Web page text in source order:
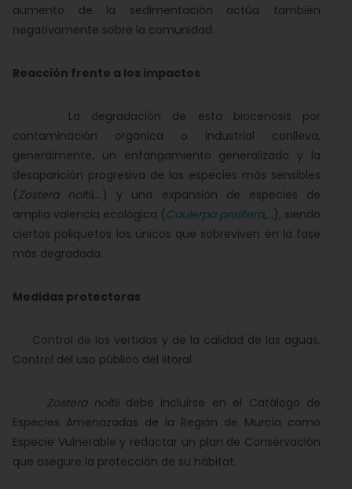
aumento de la sedimentación actúa también
negativamente sobre la comunidad.
Reacción frente a los impactos
La degradación de esta biocenosis por
contaminación orgánica o industrial conlleva,
generalmente, un enfangamiento generalizado y la
desaparición progresiva de las especies más sensibles
(Zostera noltii,...) y una expansión de especies de
amplia valencia ecológica ( Caulerpa prolifera,...), siendo
ciertos poliquetos los únicos que sobreviven en la fase
más degradada.
Medidas protectoras
Control de los vertidos y de la calidad de las aguas.
Control del uso público del litoral.
Zostera noltiidebe incluirse en el Catálogo de
Especies Amenazadas de la Región de Murcia como
Especie Vulnerable y redactar un plan de Conservación
que asegure la protección de su hábitat.